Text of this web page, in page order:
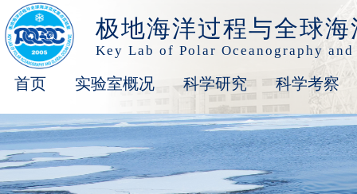
极地海洋过程与全球
Key Lab of Polar Oceanography
首页 实验室概况 科学研究 科学考察